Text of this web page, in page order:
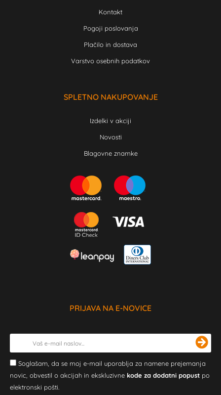
Kontakt
Pogoji poslovanja
Plačilo in dostava
Varstvo osebnih podatkov
SPLETNO NAKUPOVANJE
Izdelki v akciji
Novosti
Blagovne znamke
PRIJAVA NA E-NOVICE
Soglašam, da se moj e-mail uporablja za namene prejemanja
novic, obvestil o akcijah in ekskluzivne kode za dodatni popust po
elektronski pošti.